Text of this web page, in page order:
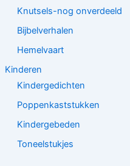
Knutsels-nog onverdeeld
Bijbelverhalen
Hemelvaart
Kinderen
Kindergedichten
Poppenkaststukken
Kindergebeden
Toneelstukjes